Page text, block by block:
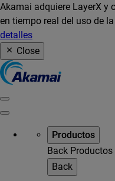
Akamai adquiere LayerX y
en tiempo real del uso de
detalles
Close
Productos
Back Productos
Back